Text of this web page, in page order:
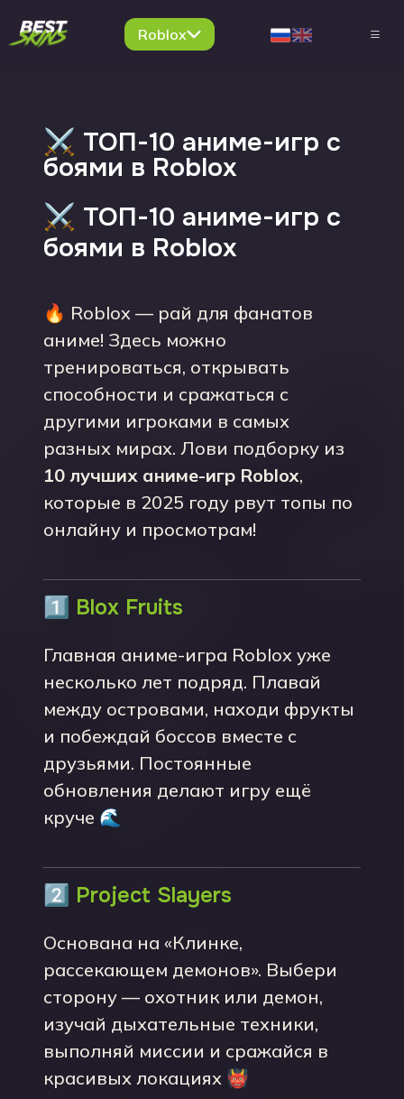
Roblox
⚔️ ТОП-10 аниме-игр с
боями в Roblox
⚔️ ТОП-10 аниме-игр с
боями в Roblox
🔥 Roblox — рай для фанатов
аниме! Здесь можно
тренироваться, открывать
способности и сражаться с
другими игроками в самых
разных мирах. Лови подборку из
10 лучших аниме-игр Roblox,
которые в 2025 году рвут топы по
онлайну и просмотрам!
1️⃣ Blox Fruits
Главная аниме-игра Roblox уже
несколько лет подряд. Плавай
между островами, находи фрукты
и побеждай боссов вместе с
друзьями. Постоянные
обновления делают игру ещё
круче 🌊
2️⃣ Project Slayers
Основана на «Клинке,
рассекающем демонов». Выбери
сторону — охотник или демон,
изучай дыхательные техники,
выполняй миссии и сражайся в
красивых локациях 👹